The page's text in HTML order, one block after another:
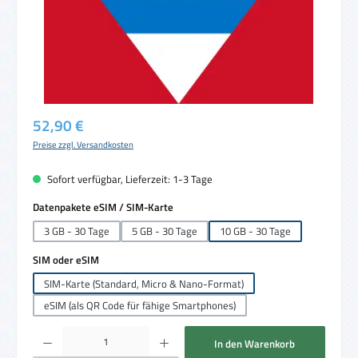
Regulärer Preis:
52,90 €
Preise zzgl. Versandkosten
Sofort verfügbar, Lieferzeit: 1-3 Tage
Datenpakete eSIM / SIM-Karte
3 GB - 30 Tage
5 GB - 30 Tage
10 GB - 30 Tage
SIM oder eSIM
SIM-Karte (Standard, Micro & Nano-Format)
eSIM (als QR Code für fähige Smartphones)
Produkt Anzahl: Gib den gewünschten Wert ein oder benutze die Schaltflächen um
In den Warenkorb